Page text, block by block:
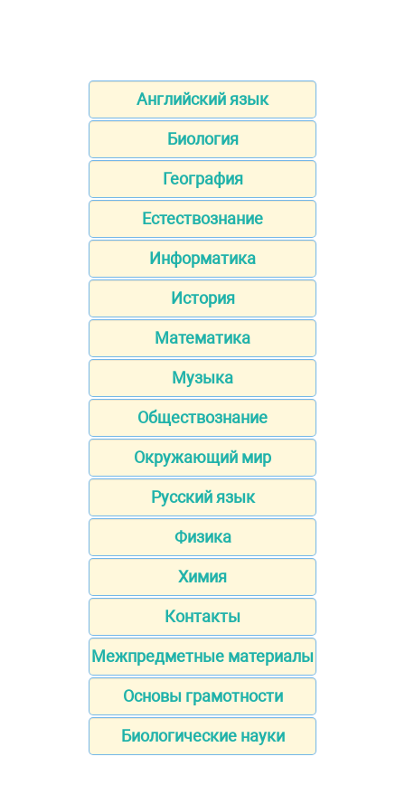
Английский язык
Биология
География
Естествознание
Информатика
История
Математика
Музыка
Обществознание
Окружающий мир
Русский язык
Физика
Химия
Контакты
Межпредметные материалы
Основы грамотности
Биологические науки